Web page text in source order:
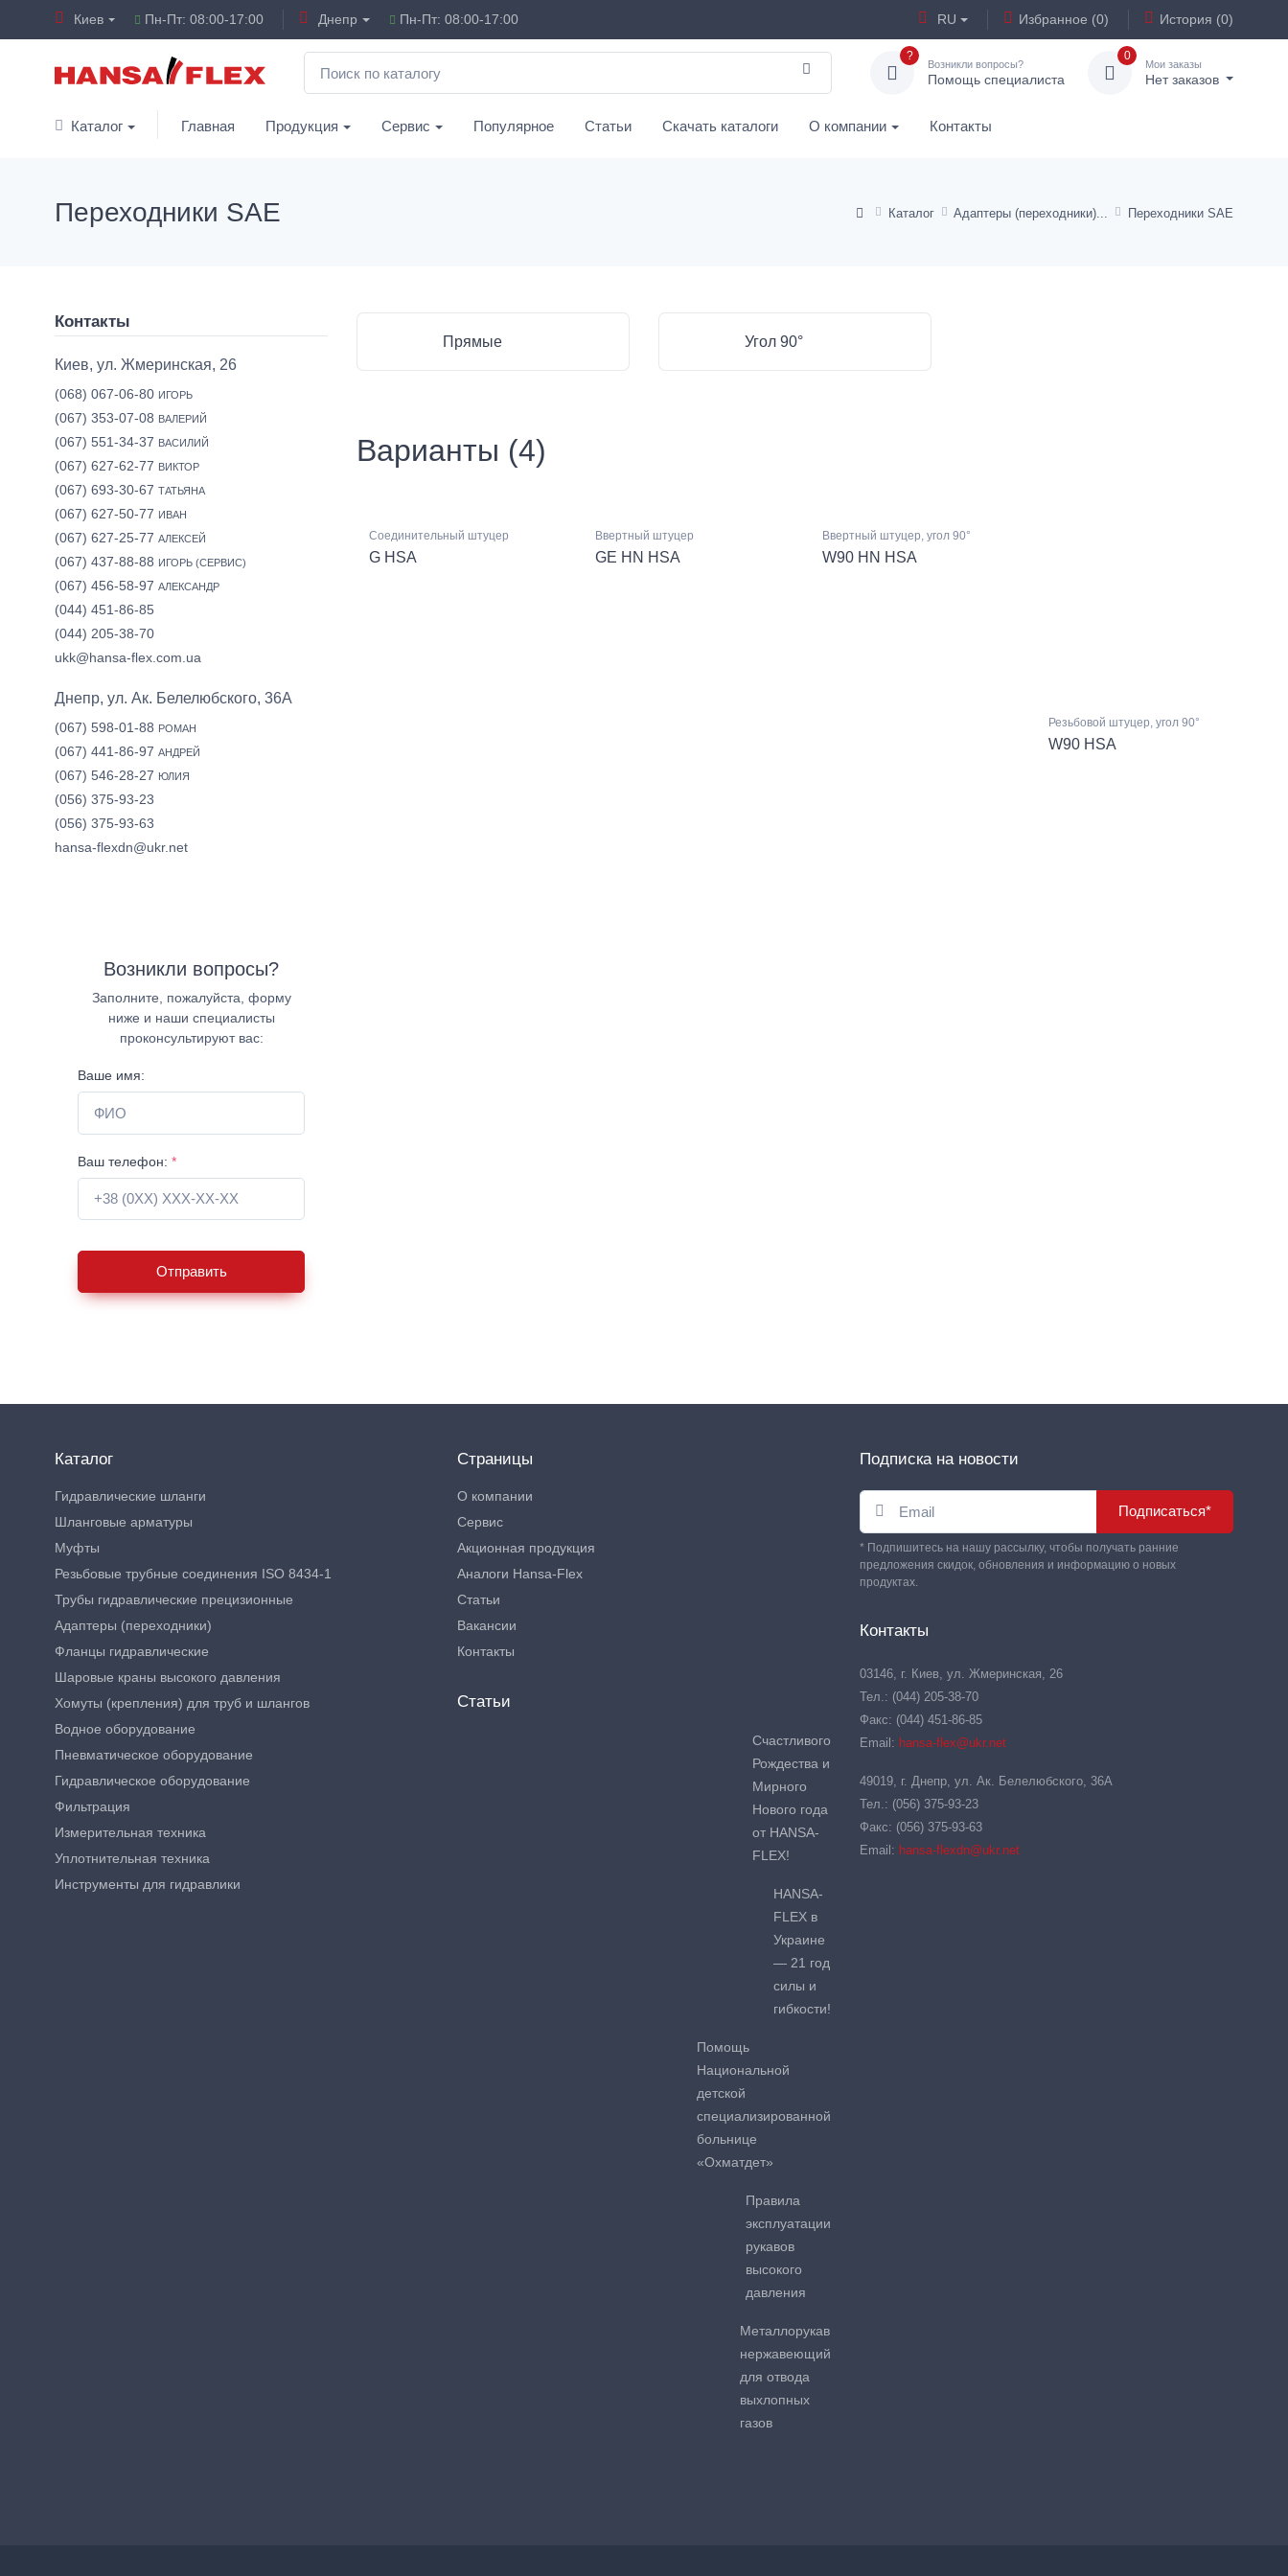
Киев Пн-Пт: 08:00-17:00 Днепр Пн-Пт: 08:00-17:00 RU Избранное (0) История (0)
?
Возникли вопросы?
Помощь специалиста
0
Мои заказы
Нет заказов
Каталог Главная Продукция Сервис Популярное Статьи Скачать каталоги О компании Контакты
Каталог Адаптеры (переходники) Переходники SAE
Переходники SAE
Прямые Угол 90°
Варианты (4)
Соединительный штуцер
G HSA
Ввертный штуцер
GE HN HSA
Ввертный штуцер, угол 90°
W90 HN HSA
Резьбовой штуцер, угол 90°
W90 HSA
Контакты
Киев, ул. Жмеринская, 26
(068) 067-06-80 ИГОРЬ
(067) 353-07-08 ВАЛЕРИЙ
(067) 551-34-37 ВАСИЛИЙ
(067) 627-62-77 ВИКТОР
(067) 693-30-67 ТАТЬЯНА
(067) 627-50-77 ИВАН
(067) 627-25-77 АЛЕКСЕЙ
(067) 437-88-88 ИГОРЬ (СЕРВИС)
(067) 456-58-97 АЛЕКСАНДР
(044) 451-86-85
(044) 205-38-70
ukk@hansa-flex.com.ua
Днепр, ул. Ак. Белелюбского, 36А
(067) 598-01-88 РОМАН
(067) 441-86-97 АНДРЕЙ
(067) 546-28-27 ЮЛИЯ
(056) 375-93-23
(056) 375-93-63
hansa-flexdn@ukr.net
Возникли вопросы?
Заполните, пожалуйста, форму
ниже и наши специалисты
проконсультируют вас:
Ваше имя:
Ваш телефон: *
Отправить
Каталог
Гидравлические шланги
Шланговые арматуры
Муфты
Резьбовые трубные соединения ISO 8434-1
Трубы гидравлические прецизионные
Адаптеры (переходники)
Фланцы гидравлические
Шаровые краны высокого давления
Хомуты (крепления) для труб и шлангов
Водное оборудование
Пневматическое оборудование
Гидравлическое оборудование
Фильтрация
Измерительная техника
Уплотнительная техника
Инструменты для гидравлики
Страницы
О компании
Сервис
Акционная продукция
Аналоги Hansa-Flex
Статьи
Вакансии
Контакты
Статьи
Счастливого
Рождества и
Мирного
Нового года
от HANSA-
FLEX!
HANSA-
FLEX в
Украине
— 21 год
силы и
гибкости!
Помощь
Национальной
детской
специализированной
больнице
«Охматдет»
Правила
эксплуатации
рукавов
высокого
давления
Металлорукав
нержавеющий
для отвода
выхлопных
газов
Подписка на новости
Подписаться*
* Подпишитесь на нашу рассылку, чтобы получать ранние
предложения скидок, обновления и информацию о новых
продуктах.
Контакты
03146, г. Киев, ул. Жмеринская, 26
Тел.: (044) 205-38-70
Факс: (044) 451-86-85
Email: hansa-flex@ukr.net
49019, г. Днепр, ул. Ак. Белелюбского, 36А
Тел.: (056) 375-93-23
Факс: (056) 375-93-63
Email: hansa-flexdn@ukr.net